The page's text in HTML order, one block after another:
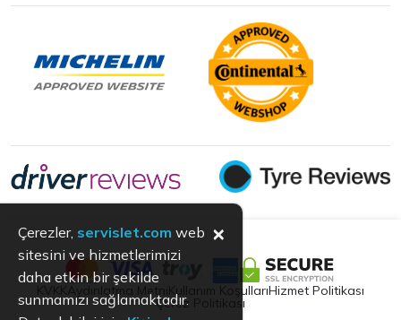
Aydınlatma Metni Kullanım KoşullarıHizmet Politikası
Çerez Politikası
Çerezler, servislet.com web
sitesini ve hizmetlerimizi
daha etkin bir şekilde
sunmamızı sağlamaktadır.
×